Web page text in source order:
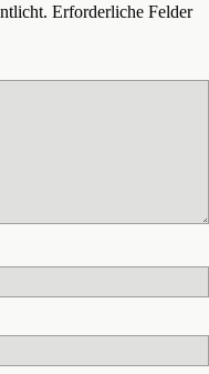
Erforderliche Felder